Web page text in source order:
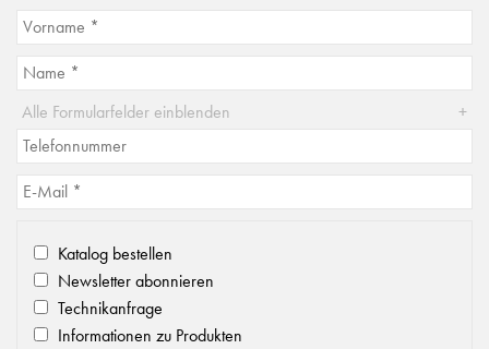
Alle Formularfelder einblenden
Katalog bestellen
Newsletter abonnieren
Technikanfrage
Informationen zu Produkten